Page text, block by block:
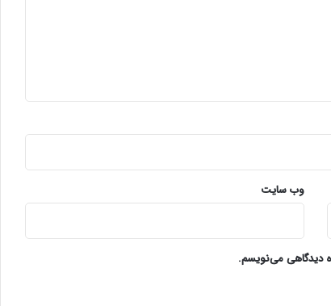
وب‌ سایت
دیدگاهی می‌نویسم.